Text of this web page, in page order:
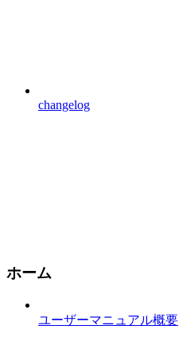
changelog
ホーム
ユーザーマニュアル概要